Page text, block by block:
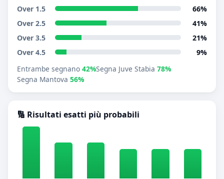
Over 1.5
66%
Over 2.5
41%
Over 3.5
21%
Over 4.5
9%
Entrambe segnano 42%Segna Juve Stabia 78%
Segna Mantova 56%
🔢 Risultati esatti più probabili